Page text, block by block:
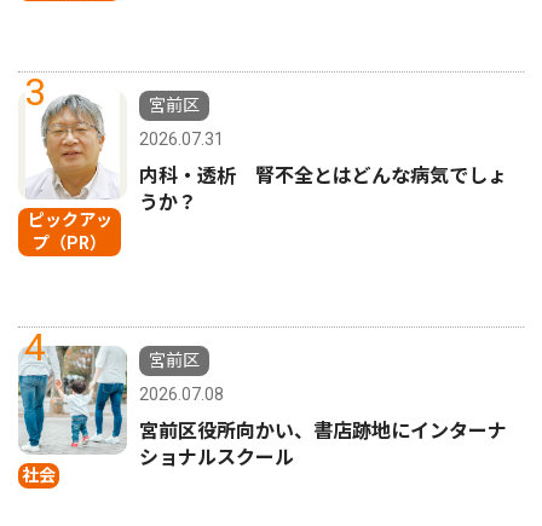
3
ピックアッ
プ（PR）
宮前区
2026.07.31
内科・透析 腎不全とはどんな病気でしょ
うか？
4
社会
宮前区
2026.07.08
宮前区役所向かい、書店跡地にインターナ
ショナルスクール